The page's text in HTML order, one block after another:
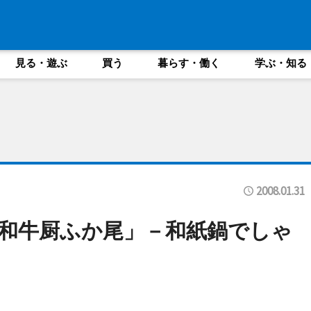
見る・遊ぶ 買う 暮らす・働く 学ぶ・知る
2008.01.31
牛厨ふか尾」－和紙鍋でしゃ